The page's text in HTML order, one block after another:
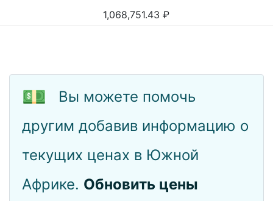
1,068,751.43 ₽
💵
Вы можете помочь
другим добавив информацию о
текущих ценах в Южной
Африке. Обновить цены